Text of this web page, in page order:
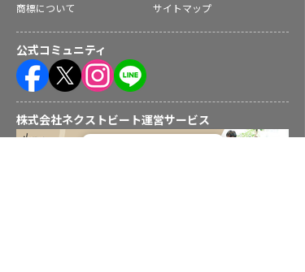
商標について
サイトマップ
公式コミュニティ
株式会社ネクストビート運営サービス